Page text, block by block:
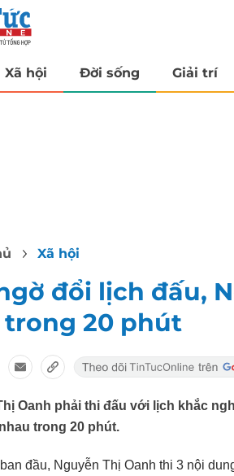
Xã hội Đời sống Giải trí
Xã hội
đổi lịch đấu,
trong 20 phút
Oanh phải thi đấu với lịch khắc
trong 20 phút.
đầu, Nguyễn Thị Oanh thi 3 nội